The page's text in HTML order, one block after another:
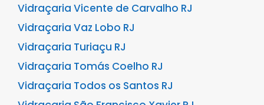
Vidraçaria Vicente de Carvalho RJ
Vidraçaria Vaz Lobo RJ
Vidraçaria Turiaçu RJ
Vidraçaria Tomás Coelho RJ
Vidraçaria Todos os Santos RJ